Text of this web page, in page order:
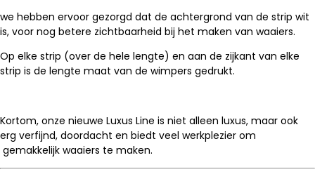
we hebben ervoor gezorgd dat de achtergrond van de strip wit
is, voor nog betere zichtbaarheid bij het maken van waaiers.
Op elke strip (over de hele lengte) en aan de zijkant van elke
strip is de lengte maat van de wimpers gedrukt.
Kortom, onze nieuwe Luxus Line is niet alleen luxus, maar ook
erg verfijnd, doordacht en biedt veel werkplezier om
gemakkelijk waaiers te maken.